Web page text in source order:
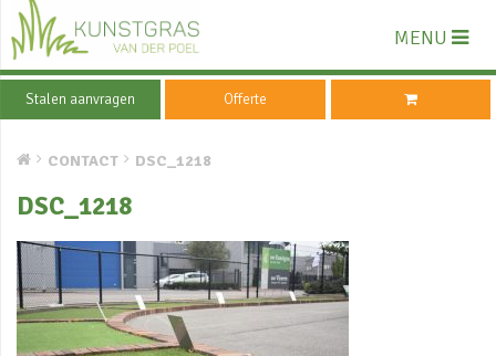
MENU
Stalen aanvragen Offerte
CONTACT DSC_1218
DSC_1218